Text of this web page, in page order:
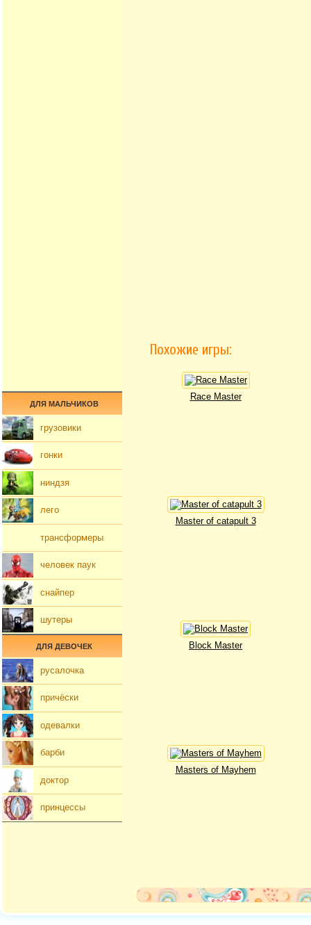
Похожие игры:
Race Master
Master of catapult 3
Block Master
Masters of Mayhem
ДЛЯ МАЛЬЧИКОВ
грузовики
гонки
ниндзя
лего
трансформеры
человек паук
снайпер
шутеры
ДЛЯ ДЕВОЧЕК
русалочка
причёски
одевалки
барби
доктор
принцессы